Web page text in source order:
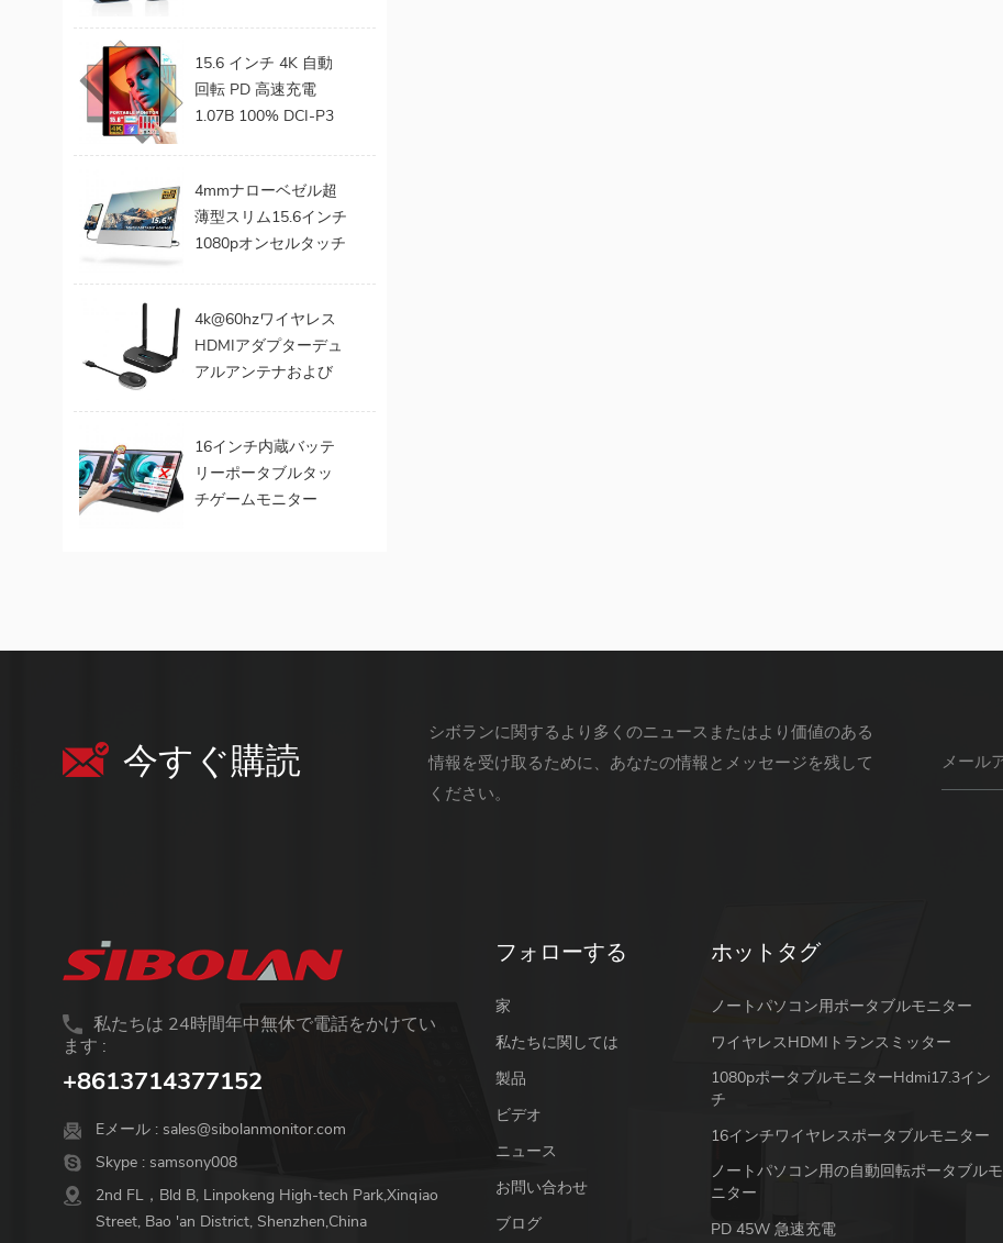
ィオ ラップトップ 電
話からプロジェクタ
ー TV まで ゲーム用
15.6 インチ 4K 自動
回転 PD 高速充電
1.07B 100% DCI-P3
チ ポータブル モニタ
ー
4mmナローベゼル超
薄型スリム15.6インチ
1080pオンセルタッチ
4k@60hzワイヤレス
HDMIアダプターデュ
アルアンテナおよび
16インチ内蔵バッテ
リーポータブルタッ
チゲームモニター
今すぐ購読
シボランに関するより多くのニュースまたはより価値のある
情報を受け取るために、あなたの情報とメッセージを残して
ください。
私たちは 24時間年中無休で電話をかけてい
ます :
+8613714377152
Eメール : sales@sibolanmonitor.com
Skype : samsony008
2nd FL，Bld B, Linpokeng High-tech Park,Xinqiao
Street, Bao 'an District, Shenzhen,China
フォローする
家
私たちに関しては
製品
ビデオ
ニュース
お問い合わせ
ブログ
ホットタグ
ノートパソコン用ポータブルモニター
ワイヤレスHDMIトランスミッター
1080pポータブルモニターhdmi17.3イン
チ
16インチワイヤレスポータブルモニター
ノートパソコン用の自動回転ポータブルモ
ニター
PD 45W 急速充電